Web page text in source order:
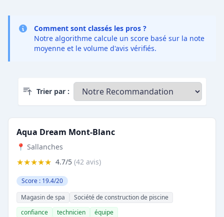
Comment sont classés les pros ?
Notre algorithme calcule un score basé sur la note
moyenne et le volume d'avis vérifiés.
Trier par :
Aqua Dream Mont-Blanc
📍 Sallanches
★★★★★ 4.7/5 (42 avis)
Score : 19.4/20
Magasin de spa
Société de construction de piscine
confiance
technicien équipe